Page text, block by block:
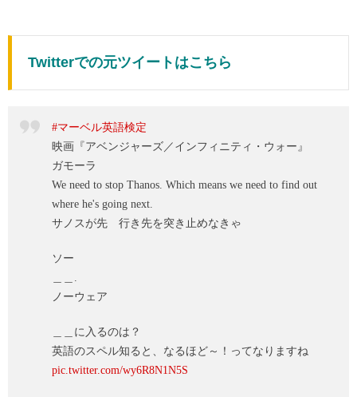
Twitterでの元ツイートはこちら
#マーベル英語検定
映画『アベンジャーズ／インフィニティ・ウォー』
ガモーラ
We need to stop Thanos. Which means we need to find out
where he's going next.
サノスが先 行き先を突き止めなきゃ
ソー
ノーウェア
＿＿に入るのは？
英語のスペル知ると、なるほど～！ってなりますね
pic.twitter.com/wy6R8N1N5S